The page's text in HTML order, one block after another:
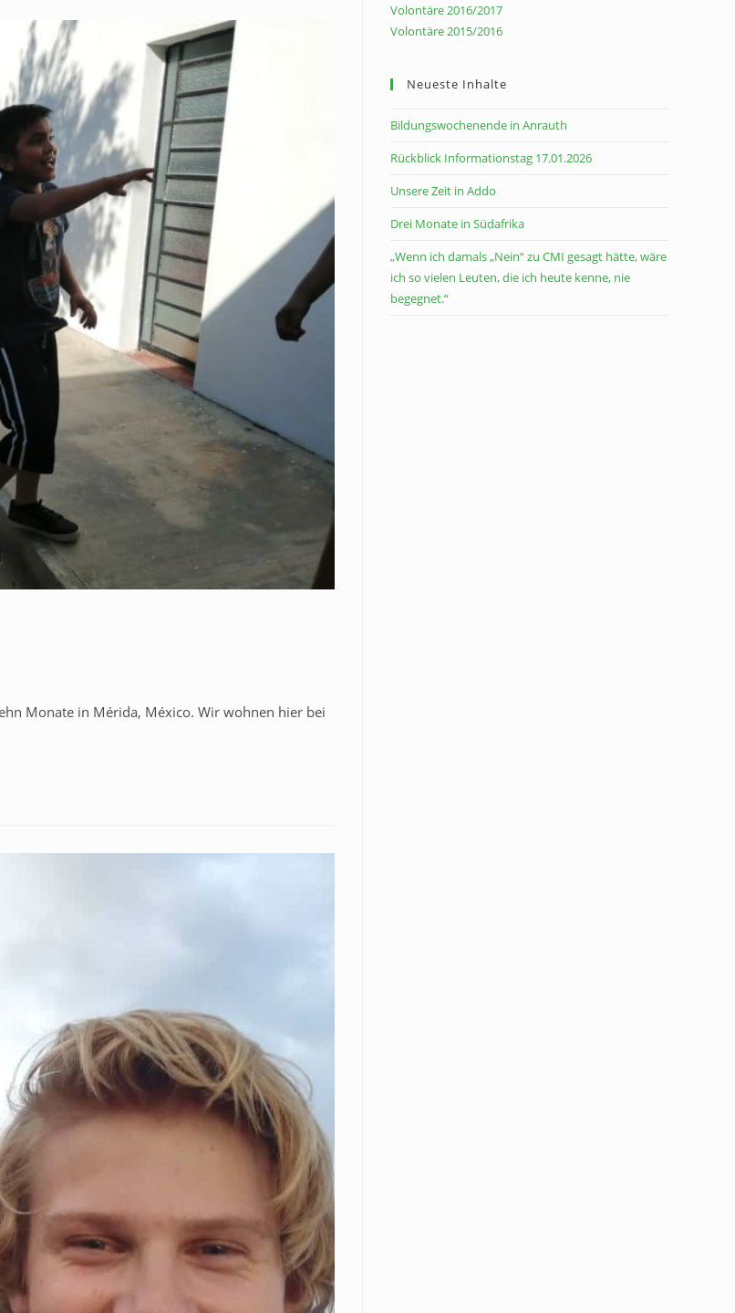
Monate in Mérida, México. Wir wohnen hier bei
Volontäre 2016/2017
Volontäre 2015/2016
Neueste Inhalte
Bildungswochenende in Anrauth
Rückblick Informationstag 17.01.2026
Unsere Zeit in Addo
Drei Monate in Südafrika
„Wenn ich damals „Nein“ zu CMI gesagt hätte, wäre
ich so vielen Leuten, die ich heute kenne, nie
begegnet.“